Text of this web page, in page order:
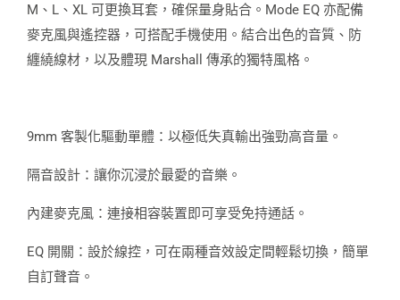
M、L、XL 可更換耳套，確保量身貼合。Mode EQ 亦配備
麥克風與遙控器，可搭配手機使用。結合出色的音質、防
纏繞線材，以及體現 Marshall 傳承的獨特風格。
9mm 客製化驅動單體：以極低失真輸出強勁高音量。
隔音設計：讓你沉浸於最愛的音樂。
內建麥克風：連接相容裝置即可享受免持通話。
EQ 開關：設於線控，可在兩種音效設定間輕鬆切換，簡單
自訂聲音。